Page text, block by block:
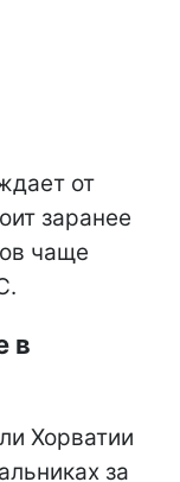
от
заранее
чаще
в
Хорватии
за